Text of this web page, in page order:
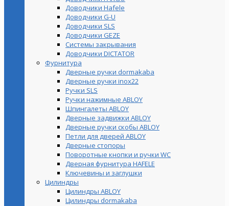
Доводчики Hafele
Доводчики G-U
Доводчики SLS
Доводчики GEZE
Cистемы закрывания
Доводчики DICTATOR
Фурнитура
Дверные ручки dormakaba
Дверные ручки inox22
Ручки SLS
Ручки нажимные ABLOY
Шпингалеты ABLOY
Дверные задвижки ABLOY
Дверные ручки скобы ABLOY
Петли для дверей ABLOY
Дверные стопоры
Поворотные кнопки и ручки WC
Дверная фурнитура HAFELE
Ключевины и заглушки
Цилиндры
Цилиндры ABLOY
Цилиндры dormakaba